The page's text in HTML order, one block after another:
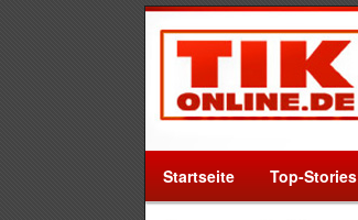
Startseite Top-Stories